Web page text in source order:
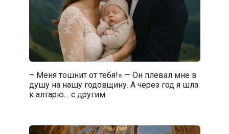
– Меня тошнит от тебя!» — Он плевал мне в
душу на нашу годовщину. А через год я шла
к алтарю… с другим